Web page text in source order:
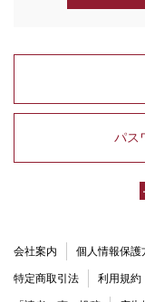
パス
会社案内 個人情報保護
特定商取引法 利用規約